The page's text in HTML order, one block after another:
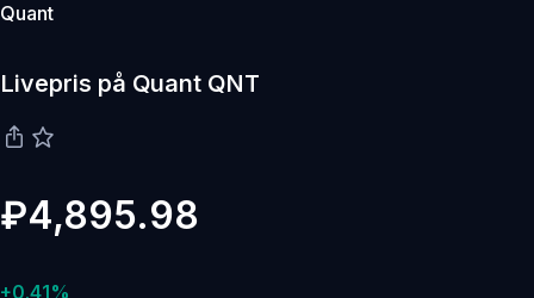
Quant
Livepris på Quant QNT
₽4,895.98
+0.41%